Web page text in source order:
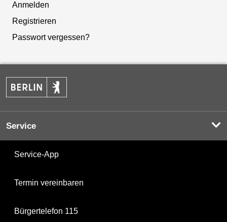
Anmelden
Registrieren
Passwort vergessen?
Service
Service-App
Termin vereinbaren
Bürgertelefon 115